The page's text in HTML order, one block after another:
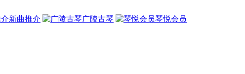
新曲推介 广陵古琴 琴悦会员